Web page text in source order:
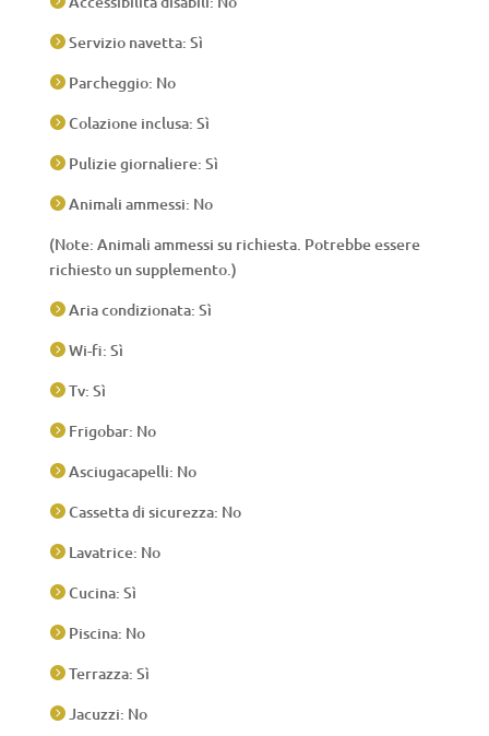
Servizio navetta: Sì
Parcheggio: No
Colazione inclusa: Sì
Pulizie giornaliere: Sì
Animali ammessi: No
(Note: Animali ammessi su richiesta. Potrebbe essere
richiesto un supplemento.)
Aria condizionata: Sì
Wi-fi: Sì
Tv: Sì
Frigobar: No
Asciugacapelli: No
Cassetta di sicurezza: No
Lavatrice: No
Cucina: Sì
Piscina: No
Terrazza: Sì
Jacuzzi: No